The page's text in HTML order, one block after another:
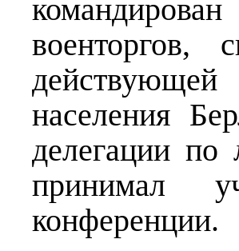
военторгов,
действующей
населения
делегации
принимал
конференции.